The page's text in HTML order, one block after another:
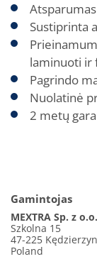
Sustiprinta
laminuoti ir
Pagrindo
Nuolatinė
2 metų
Gamintojas
MEXTRA Sp. z o.o.
Szkolna 15
47-225
Poland